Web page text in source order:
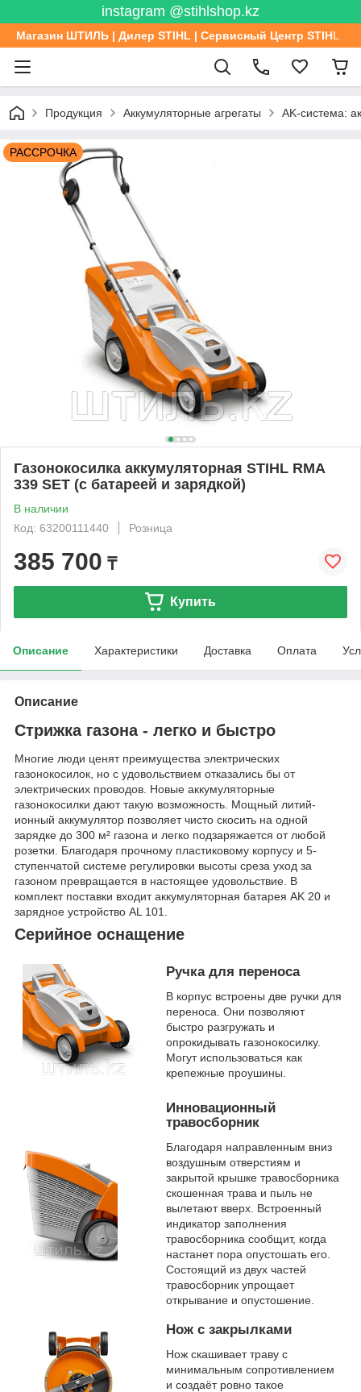
instagram @stihlshop.kz
Магазин ШТИЛЬ | Дилер STIHL | Сервисный Центр STIHL
Продукция Аккумуляторные агрегаты AK-система:
РАССРОЧКА
Газонокосилка аккумуляторная STIHL RMA
339 SET (с батареей и зарядкой)
В наличии
Код: 63200111440
Розница
385 700 ₸
Купить
Описание Характеристики Доставка Оплата
Описание
Стрижка газона - легко и быстро
Многие люди ценят преимущества электрических
газонокосилок, но с удовольствием отказались бы от
электрических проводов. Новые аккумуляторные
газонокосилки дают такую возможность. Мощный литий-
ионный аккумулятор позволяет чисто скосить на одной
зарядке до 300 м² газона и легко подзаряжается от любой
розетки. Благодаря прочному пластиковому корпусу и 5-
ступенчатой системе регулировки высоты среза уход за
газоном превращается в настоящее удовольствие. В
комплект поставки входит аккумуляторная батарея AK 20 и
зарядное устройство AL 101.
Серийное оснащение
Ручка для переноса
В корпус встроены две ручки для
переноса. Они позволяют
быстро разгружать и
опрокидывать газонокосилку.
Могут использоваться как
крепежные проушины.
Инновационный
травосборник
Благодаря направленным вниз
воздушным отверстиям и
закрытой крышке травосборника
скошенная трава и пыль не
вылетают вверх. Встроенный
индикатор заполнения
травосборника сообщит, когда
настанет пора опустошать его.
Состоящий из двух частей
травосборник упрощает
открывание и опустошение.
Нож с закрылками
Нож скашивает траву с
минимальным сопротивлением
и создаёт ровно такое